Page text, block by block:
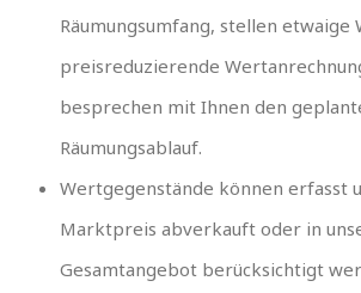
Räumungsumfang, stellen etwaige
preisreduzierende
besprechen mit Ihnen den
Räumungsablauf.
Wertgegenstände können erfasst
Marktpreis abverkauft oder in
Gesamtangebot berücksichtigt